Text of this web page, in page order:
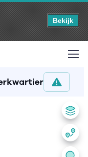
Bekijk